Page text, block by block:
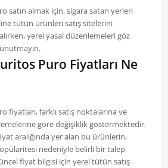
satın almak için, sigara satan yerleri
tütün ürünleri satış sitelerini
yerel yasal düzenlemeleri göz
Puro Fiyatları Ne
farklı satış noktalarına ve
göre değişiklik göstermektedir.
aralığında yer alan bu ürünlerin,
nedeniyle belirli bir talep
fiyat bilgisi için yerel tütün satış